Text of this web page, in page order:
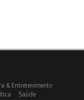
& Entretenimento
Saúde